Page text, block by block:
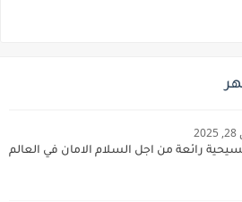
رائعة من اجل السلام الامان في العالم